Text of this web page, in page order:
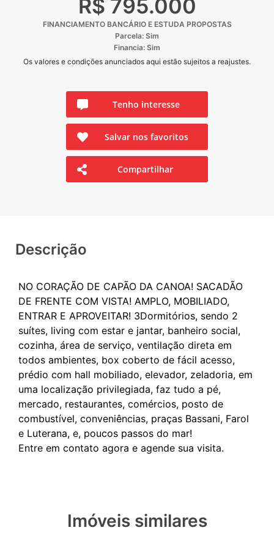
R$ 795.000
FINANCIAMENTO BANCÁRIO E ESTUDA PROPOSTAS
Parcela: Sim
Financia: Sim
Os valores e condições anunciados aqui estão sujeitos a reajustes.
Tenho interesse
Salvar nos favoritos
Compartilhar
Descrição
NO CORAÇÃO DE CAPÃO DA CANOA! SACADÃO
DE FRENTE COM VISTA! AMPLO, MOBILIADO,
ENTRAR E APROVEITAR! 3Dormitórios, sendo 2
suítes, living com estar e jantar, banheiro social,
cozinha, área de serviço, ventilação direta em
todos ambientes, box coberto de fácil acesso,
prédio com hall mobiliado, elevador, zeladoria, em
uma localização privilegiada, faz tudo a pé,
mercado, restaurantes, comércios, posto de
combustível, conveniências, praças Bassani, Farol
e Luterana, e, poucos passos do mar!
Imóveis similares